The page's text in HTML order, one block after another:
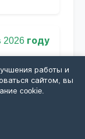
году
работы и
сайтом, вы
cookie.